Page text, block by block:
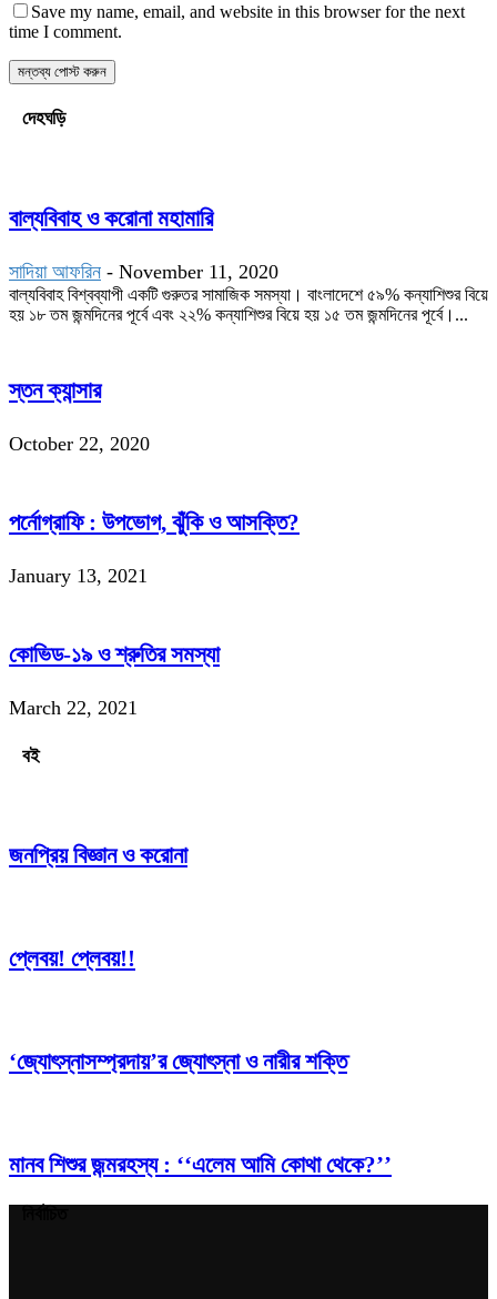
Save my name, email, and website in this browser for the next
time I comment.
দেহঘড়ি
বাল্যবিবাহ ও করোনা মহামারি
সাদিয়া আফরিন - November 11, 2020
বাল্যবিবাহ বিশ্বব্যাপী একটি গুরুতর সামাজিক সমস্যা। বাংলাদেশে ৫৯% কন্যাশিশুর বিয়ে
হয় ১৮ তম জন্মদিনের পূর্বে এবং ২২% কন্যাশিশুর বিয়ে হয় ১৫ তম জন্মদিনের পূর্বে।...
স্তন ক্যান্সার
October 22, 2020
পর্নোগ্রাফি : উপভোগ, ঝুঁকি ও আসক্তি?
January 13, 2021
কোভিড-১৯ ও শ্রুতির সমস্যা
March 22, 2021
বই
জনপ্রিয় বিজ্ঞান ও করোনা
প্লেবয়! প্লেবয়!!
‘জ্যোৎস্নাসম্প্রদায়’র জ্যোৎস্না ও নারীর শক্তি
মানব শিশুর জন্মরহস্য : ‘‘এলেম আমি কোথা থেকে?’’